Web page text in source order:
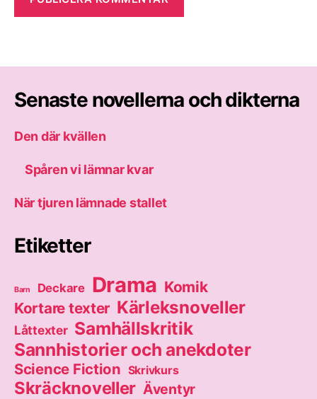
Senaste novellerna och dikterna
Den där kvällen
Spåren vi lämnar kvar
När tjuren lämnade stallet
Etiketter
Barn Deckare Drama Komik
Kortare texter Kärleksnoveller
Låttexter Samhällskritik
Sannhistorier och anekdoter
Science Fiction Skrivkurs
Skräcknoveller Äventyr